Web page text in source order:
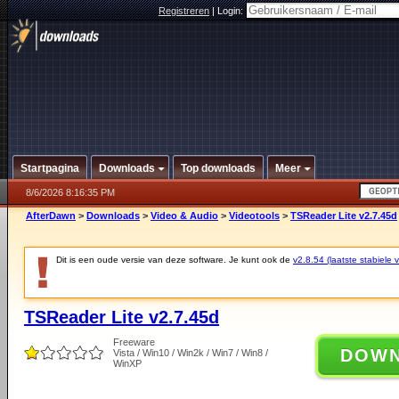
Registreren|Login:
Startpagina Downloads Top downloads Meer
8/6/2026 8:16:35 PM
AfterDawn > Downloads > Video & Audio > Videotools > TSReader Lite v2.7.45d
Dit is een oude versie van deze software. Je kunt ook de v2.8.54 (laatste stabiele
TSReader Lite v2.7.45d
Freeware
Vista / Win10 / Win2k / Win7 / Win8 /
WinXP